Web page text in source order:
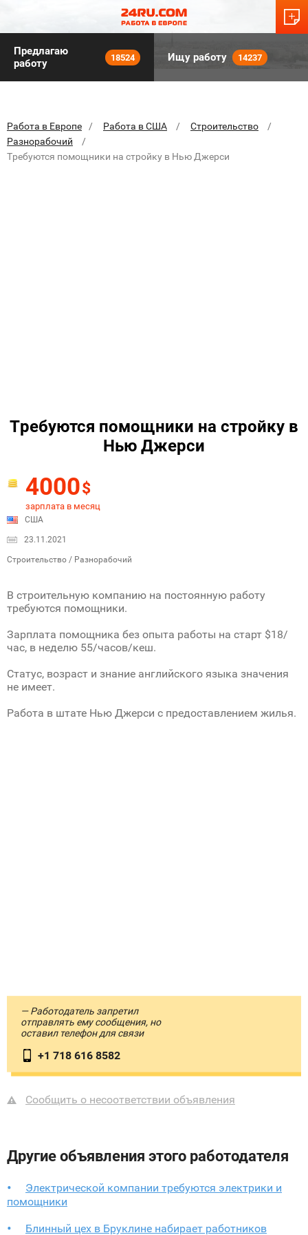
Предлагаю
работу
18524 Ищу работу 14237
Работа в Европе Работа в США
Строительство
Разнорабочий
Tребуются помощники на стройку в Нью Джерси
Tребуются помощники на стройку в
Нью Джерси
4000$
зарплата в месяц
США
23.11.2021
Строительство / Разнорабочий
В строительную компанию на постоянную работу
требуются помощники.
Зарплата помощника без опыта работы на старт $18/
час, в неделю 55/часов/кеш.
Статус, возраст и знание английского языка значения
не имеет.
Работа в штате Нью Джерси с предоставлением жилья.
— Работодатель запретил
отправлять ему сообщения, но
оставил телефон для связи
+1 718 616 8582
Сообщить о несоответствии объявления
Другие объявления этого работодателя
Электрической компании требуются электрики и
помощники
Блинный цех в Бруклине набирает работников